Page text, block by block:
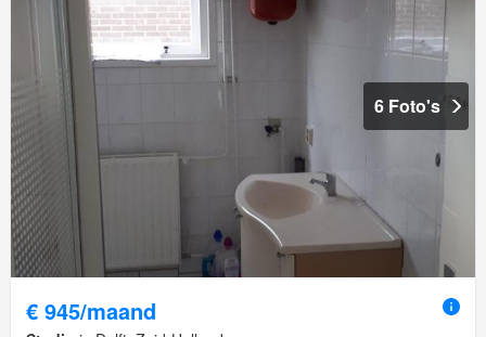
6 Foto's
€ 945/maand